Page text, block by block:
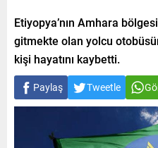
Etiyopya’nın Amhara
gitmekte olan yolcu
kişi hayatını kaybetti.
Paylaş Tweetle